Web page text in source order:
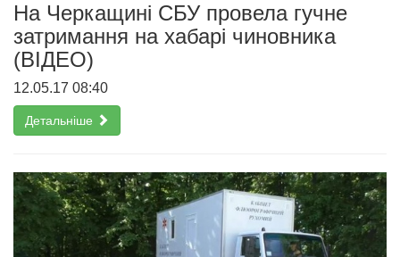
На Черкащині СБУ провела гучне
затримання на хабарі чиновника
(ВІДЕО)
12.05.17 08:40
Детальніше